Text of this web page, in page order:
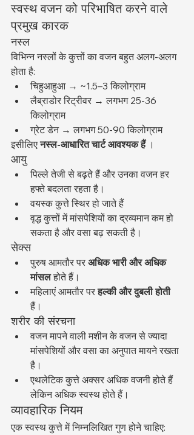
स्वस्थ वजन को परिभाषित करने वाले
प्रमुख कारक
नस्ल
विभिन्न नस्लों के कुत्तों का वजन बहुत अलग-अलग
होता है:
चिहुआहुआ → ~1.5–3 किलोग्राम
लैब्राडोर रिट्रीवर → लगभग 25-36
किलोग्राम
ग्रेट डेन → लगभग 50-90 किलोग्राम
इसीलिए नस्ल-आधारित चार्ट आवश्यक हैं ।
आयु
पिल्ले तेजी से बढ़ते हैं और उनका वजन हर
हफ्ते बदलता रहता है।
वयस्क कुत्ते स्थिर हो जाते हैं
वृद्ध कुत्तों में मांसपेशियों का द्रव्यमान कम हो
सकता है और वसा बढ़ सकती है।
सेक्स
पुरुष आमतौर पर अधिक भारी और अधिक
मांसल होते हैं।
महिलाएं आमतौर पर हल्की और दुबली होती
हैं।
शरीर की संरचना
वजन मापने वाली मशीन के वजन से ज्यादा
मांसपेशियों और वसा का अनुपात मायने रखता
है।
एथलेटिक कुत्ते अक्सर अधिक वजनी होते हैं
लेकिन अधिक स्वस्थ होते हैं।
व्यावहारिक नियम
एक स्वस्थ कुत्ते में निम्नलिखित गुण होने चाहिए: